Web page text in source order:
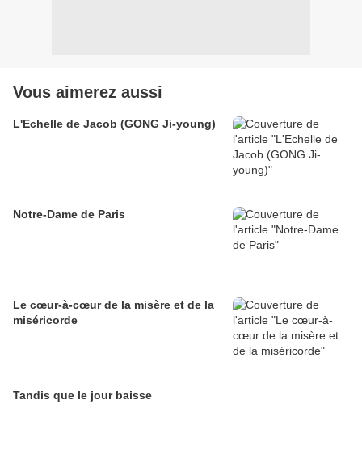
Vous aimerez aussi
L'Echelle de Jacob (GONG Ji-young)
Notre-Dame de Paris
Le cœur-à-cœur de la misère et de la
miséricorde
Tandis que le jour baisse